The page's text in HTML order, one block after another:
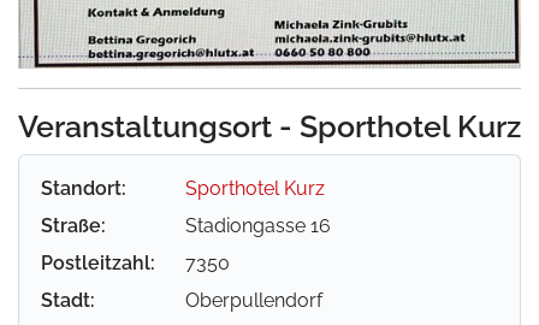
Veranstaltungsort - Sporthotel Kurz
Standort:
Sporthotel Kurz
Straße:
Stadiongasse 16
Postleitzahl:
7350
Stadt:
Oberpullendorf